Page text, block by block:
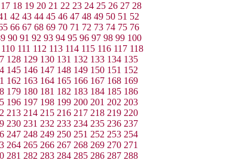
17 18 19 20 21 22 23 24 25 26 27 28
42 43 44 45 46 47 48 49 50 51 52
66 67 68 69 70 71 72 73 74 75 76
90 91 92 93 94 95 96 97 98 99 100
110 111 112 113 114 115 116 117 118
128 129 130 131 132 133 134 135
145 146 147 148 149 150 151 152
162 163 164 165 166 167 168 169
179 180 181 182 183 184 185 186
196 197 198 199 200 201 202 203
213 214 215 216 217 218 219 220
230 231 232 233 234 235 236 237
247 248 249 250 251 252 253 254
264 265 266 267 268 269 270 271
281 282 283 284 285 286 287 288